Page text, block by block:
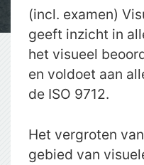
(incl. examen)
geeft inzicht in
het visueel
en voldoet aan
de ISO 9712.
Het vergroten
gebied van